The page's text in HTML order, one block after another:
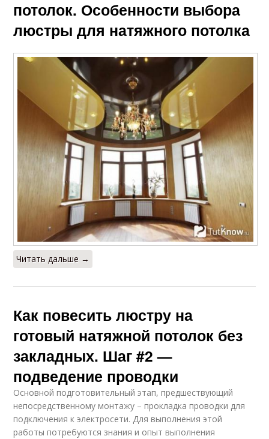
потолок. Особенности выбора
люстры для натяжного потолка
Читать дальше →
Как повесить люстру на
готовый натяжной потолок без
закладных. Шаг #2 —
подведение проводки
Основной подготовительный этап, предшествующий
непосредственному монтажу – прокладка проводки для
подключения к электросети. Для выполнения этой
работы потребуются знания и опыт выполнения